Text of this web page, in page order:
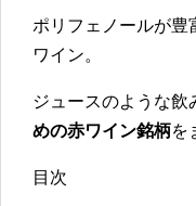
ポリフェノールが豊
ワイン。
ジュースのような
めの赤ワイン銘柄を
目次